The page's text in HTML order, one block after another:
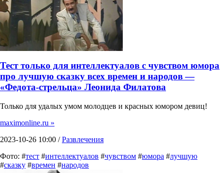
Тест только для интеллектуалов с чувством юмора
про лучшую сказку всех времен и народов —
«Федота-стрельца» Леонида Филатова
Только для удалых умом молодцев и красных юмором девиц!
maximonline.ru »
2023-10-26 10:00 /Развлечения
Фото: #тест #интеллектуалов #чувством #юмора #лучшую
#сказку #времен #народов